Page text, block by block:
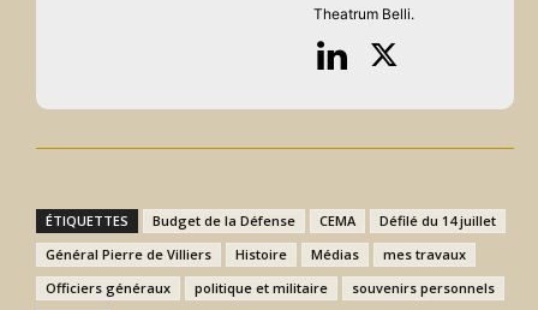
Theatrum Belli.
ÉTIQUETTES Budget de la Défense CEMA
Défilé du 14 juillet
Général Pierre de Villiers
Histoire Médias
mes travaux
Officiers généraux
politique et militaire
souvenirs personnels